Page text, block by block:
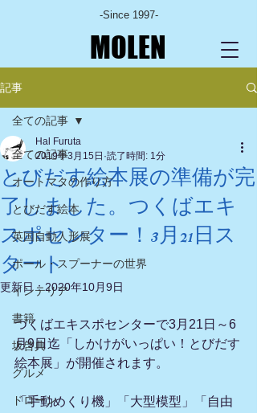
-Since 1997-
MOLEN
記事
全ての記事
オートマタの作り方
とびだす絵本
英国自動人形展
ポール・スプーナーの世界
インテリア
書籍
坂啓典
グルメ
ドローン
全ての記事
とびだす絵本展の準備が完
了しました。つくばエキ
スポセンター！3月21日ス
タート
Hal Furuta
2019年3月15日 読了時間: 1分
更新日：2020年10月9日
つくばエキスポセンターで3月21日～6
月9日迄「しかけがいっぱい！とびだす
絵本展」が開催されます。
「手動めくり機」「大型模型」「自由